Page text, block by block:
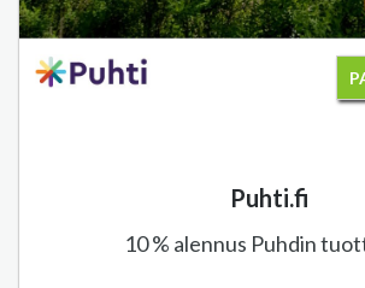
Puhti.fi
10 % alennus Puhdin